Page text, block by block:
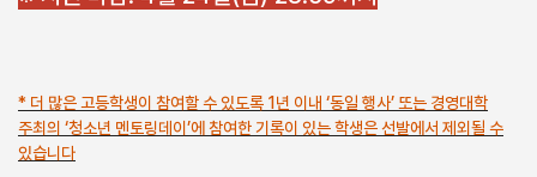
* 더 많은 고등학생이 참여할 수 있도록 1년 이내 ‘동일 행사’ 또는 경영대학
주최의 ‘청소년 멘토링데이’에 참여한 기록이 있는 학생은 선발에서 제외될 수
있습니다